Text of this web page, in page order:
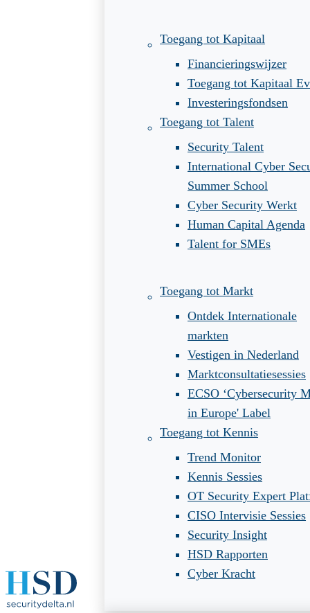
Toegang tot Kapitaal
Financieringswijzer
Toegang tot Kapitaal
Investeringsfondsen
Toegang tot Talent
Security Talent
International Cyber
Summer School
Cyber Security Werkt
Human Capital Agenda
Talent for SMEs
Toegang tot Markt
Ontdek Internationale
markten
Vestigen in Nederland
Marktconsultatiesessies
ECSO ‘Cybersecurity
in Europe' Label
Toegang tot Kennis
Trend Monitor
Kennis Sessies
OT Security Expert
CISO Intervisie Sessies
Security Insight
HSD Rapporten
Cyber Kracht